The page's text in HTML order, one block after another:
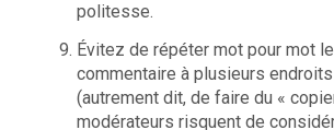
politesse.
Évitez de répéter mot pour mot
commentaire à plusieurs
(autrement dit, de faire du «
modérateurs risquent de